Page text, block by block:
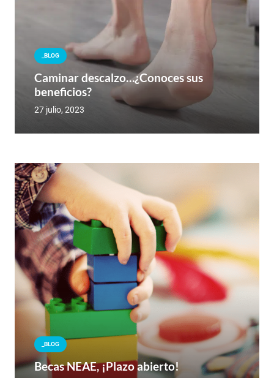
_BLOG
Caminar descalzo…¿Conoces sus
beneficios?
27 julio, 2023
_BLOG
Becas NEAE, ¡Plazo abierto!